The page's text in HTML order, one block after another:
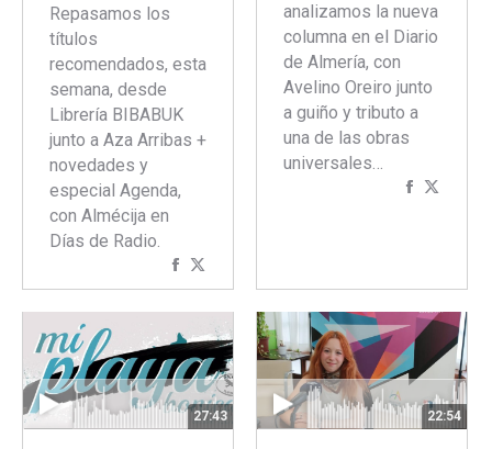
Repasamos los
títulos
recomendados, esta
semana, desde
Librería BIBABUK
junto a Aza Arribas +
novedades y
especial Agenda,
con Almécija en
Días de Radio.
Compartir
con
Facebook
con
Twitter
analizamos la nueva
columna en el Diario
de Almería, con
Avelino Oreiro junto
a guiño y tributo a
una de las obras
universales…
Compartir
27:43 22:54